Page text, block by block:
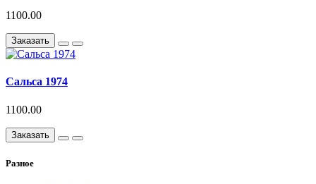
1100.00
Заказать
Сальса 1974
1100.00
Заказать
Разное